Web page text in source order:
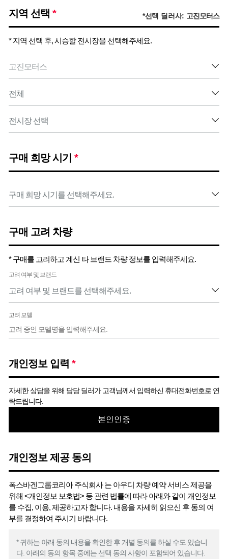
지역 선택 * *선택 딜러사: 고진모터스
* 지역 선택 후, 시승할 전시장을 선택해주세요.
구매 희망 시기 *
구매 고려 차량
* 구매를 고려하고 계신 타 브랜드 차량 정보를 입력해주세요.
고려 여부 및 브랜드
고려 모델
개인정보 입력 *
자세한 상담을 위해 담당 딜러가 고객님께서 입력하신 휴대전화번호로 연
락드립니다.
본인인증
개인정보 제공 동의
폭스바겐그룹코리아 주식회사 는 아우디 차량 예약 서비스 제공을
위해 <개인정보 보호법> 등 관련 법률에 따라 아래와 같이 개인정보
를 수집, 이용, 제공하고자 합니다. 내용을 자세히 읽으신 후 동의 여
부를 결정하여 주시기 바랍니다.
* 귀하는 아래 동의 내용을 확인한 후 개별 동의를 하실 수도 있습니
다. 아래의 동의 항목 중에는 선택 동의 사항이 포함되어 있습니다.